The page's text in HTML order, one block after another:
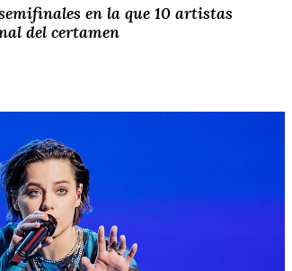
en la que 10 artistas
del certamen